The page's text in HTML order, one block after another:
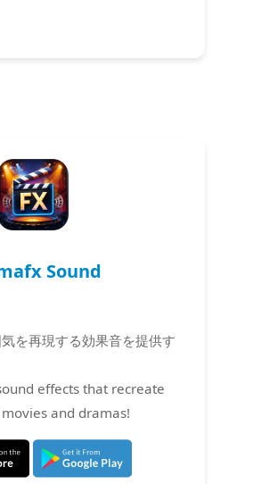
Sound
を再現する効果音を提供す
effects that recreate
and dramas!